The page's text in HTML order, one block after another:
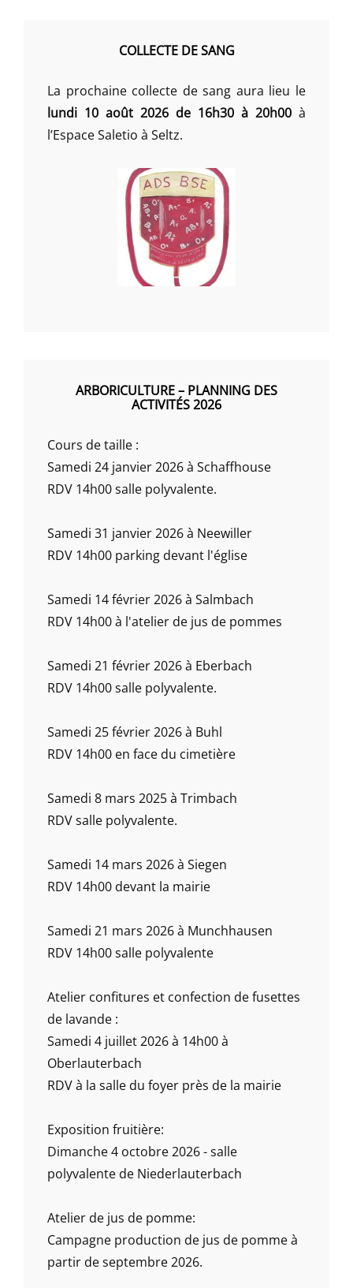
COLLECTE DE SANG
La prochaine collecte de sang aura lieu le
lundi 10 août 2026 de 16h30 à 20h00 à
l’Espace Saletio à Seltz.
ARBORICULTURE – PLANNING DES
ACTIVITÉS 2026
Cours de taille :
Samedi 24 janvier 2026 à Schaffhouse
RDV 14h00 salle polyvalente.
Samedi 31 janvier 2026 à Neewiller
RDV 14h00 parking devant l'église
Samedi 14 février 2026 à Salmbach
RDV 14h00 à l'atelier de jus de pommes
Samedi 21 février 2026 à Eberbach
RDV 14h00 salle polyvalente.
Samedi 25 février 2026 à Buhl
RDV 14h00 en face du cimetière
Samedi 8 mars 2025 à Trimbach
RDV salle polyvalente.
Samedi 14 mars 2026 à Siegen
RDV 14h00 devant la mairie
Samedi 21 mars 2026 à Munchhausen
RDV 14h00 salle polyvalente
Atelier confitures et confection de fusettes
de lavande :
Samedi 4 juillet 2026 à 14h00 à
Oberlauterbach
RDV à la salle du foyer près de la mairie
Exposition fruitière:
Dimanche 4 octobre 2026 - salle
polyvalente de Niederlauterbach
Atelier de jus de pomme:
Campagne production de jus de pomme à
partir de septembre 2026.